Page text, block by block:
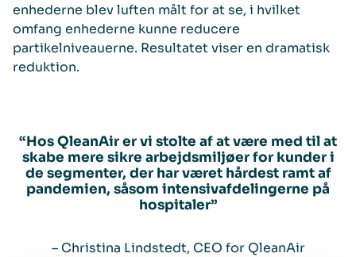
enhederne blev luften målt for at se, i hvilket
omfang enhederne kunne reducere
partikelniveauerne. Resultatet viser en dramatisk
reduktion.
“Hos QleanAir er vi stolte af at være med til at
skabe mere sikre arbejdsmiljøer for kunder i
de segmenter, der har været hårdest ramt af
pandemien, såsom intensivafdelingerne på
hospitaler”
– Christina Lindstedt, CEO for QleanAir